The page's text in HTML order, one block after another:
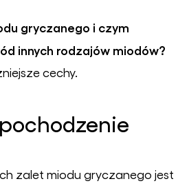
gryczanego i czym
innych rodzajów miodów?
cechy.
zalet miodu gryczanego jest